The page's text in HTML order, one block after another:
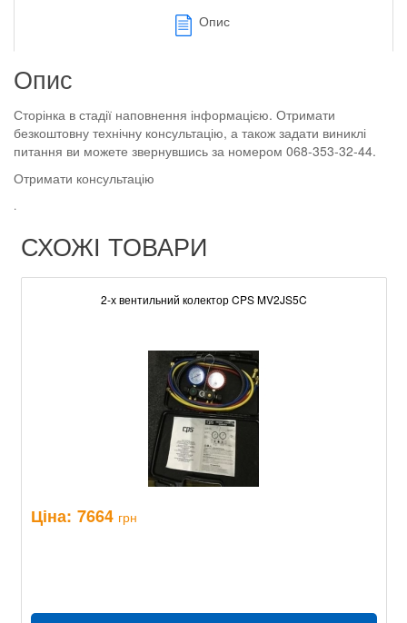
Опис
Опис
Сторінка в стадії наповнення інформацією. Отримати
безкоштовну технічну консультацію, а також задати виниклі
питання ви можете звернувшись за номером 068-353-32-44.
Отримати консультацію
.
СХОЖІ ТОВАРИ
2-х вентильний колектор CPS MV2JS5C
Ціна: 7664 грн